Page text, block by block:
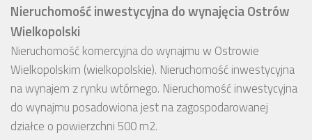
Nieruchomość inwestycyjna do wynajęcia Ostrów
Wielkopolski
Nieruchomość komercyjna do wynajmu w Ostrowie
Wielkopolskim (wielkopolskie). Nieruchomość inwestycyjna
na wynajem z rynku wtórnego. Nieruchomość inwestycyjna
do wynajmu posadowiona jest na zagospodarowanej
działce o powierzchni 500 m2.